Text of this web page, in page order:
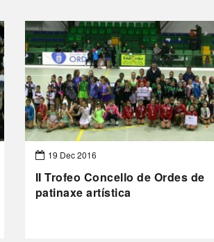
19 Dec 2016
II Trofeo Concello de Ordes de
patinaxe artística